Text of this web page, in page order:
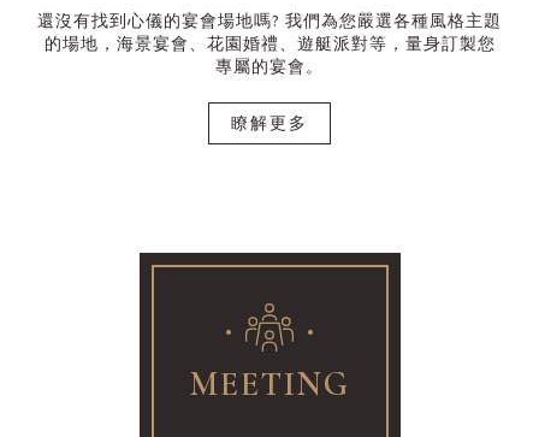
還沒有找到心儀的宴會場地嗎? 我們為您嚴選各種風格主題
的場地，海景宴會、花園婚禮、遊艇派對等，量身訂製您
專屬的宴會。
瞭解更多
MEETING